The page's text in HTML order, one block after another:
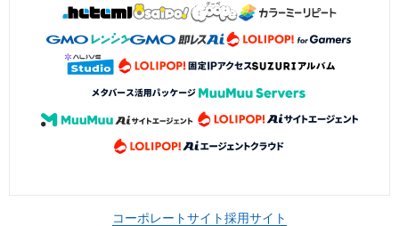
コーポレートサイト採用サイト